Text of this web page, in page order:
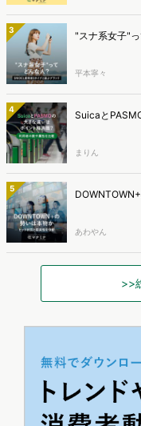
3 "スナ系女子"
平本寧々
4 Suicaと
まりん
5
あわやん
>>